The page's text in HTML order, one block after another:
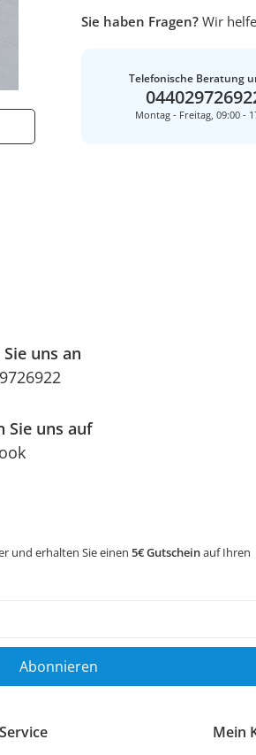
Sie haben Fragen?Wir
Telefonische Beratung
Montag - Freitag, 09:00 -
uns an
Sie uns auf
und erhalten Sie einen 5€ Gutscheinauf Ihren
Abonnieren
Service Mein